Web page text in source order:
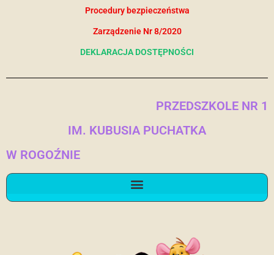
Procedury bezpieczeństwa
Zarządzenie Nr 8/2020
DEKLARACJA DOSTĘPNOŚCI
PRZEDSZKOLE NR 1
IM. KUBUSIA PUCHATKA
W ROGOŹNIE